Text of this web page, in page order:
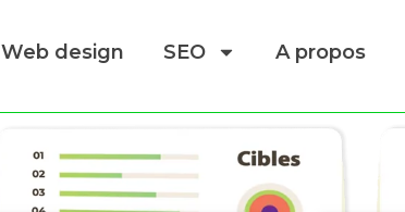
Web design SEO A propos